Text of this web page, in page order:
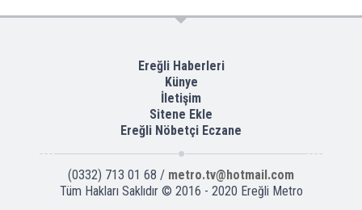
Ereğli Haberleri
Künye
İletişim
Sitene Ekle
Ereğli Nöbetçi Eczane
(0332) 713 01 68 / metro.tv@hotmail.com
Tüm Hakları Saklıdır © 2016 - 2020 Ereğli Metro